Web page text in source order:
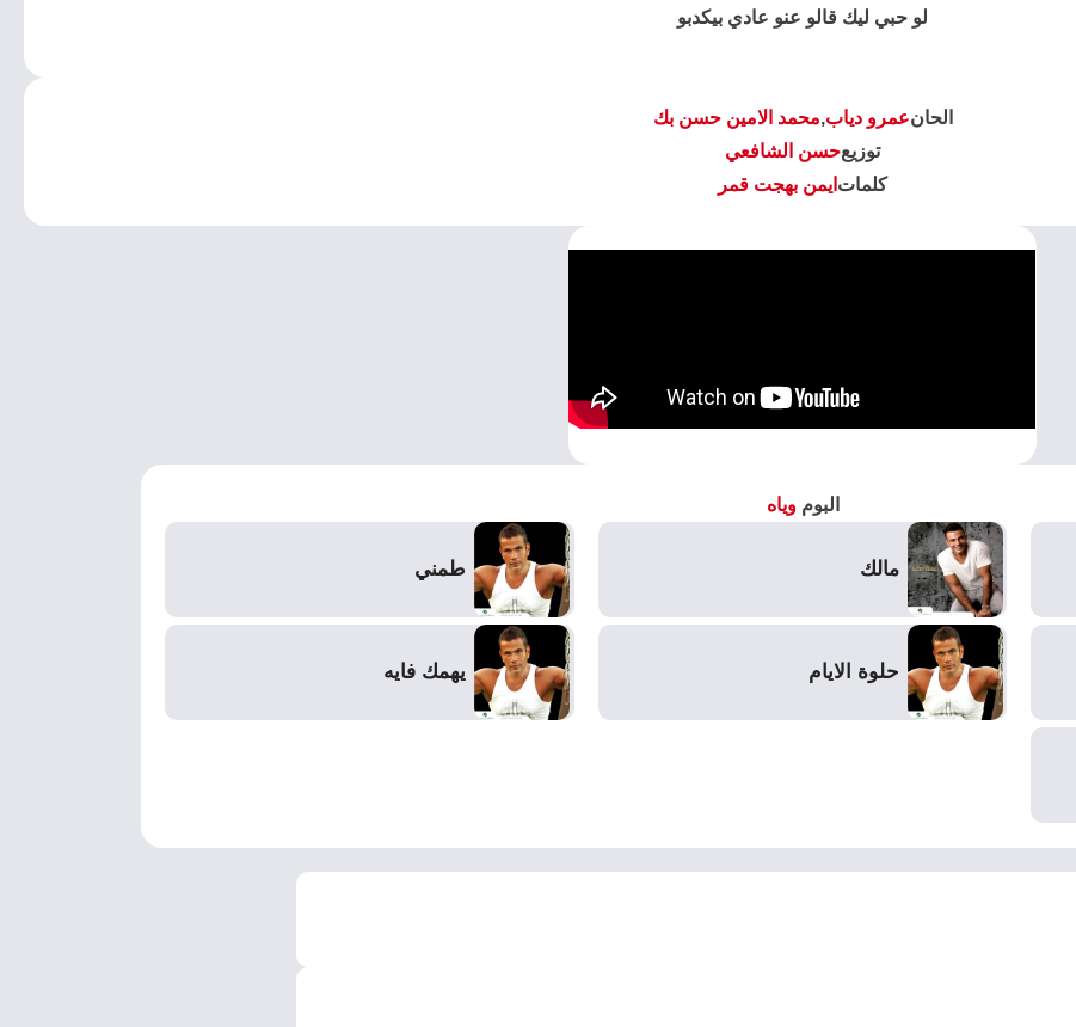
لو حبي ليك قالو عنو عادي بيكدبو
الحانعمرو دياب,محمد الامين حسن بك
توزيعحسن الشافعي
كلمات ايمن بهجت قمر
البوموياه
مالك طمني
حلوة الايام يهمك فايه